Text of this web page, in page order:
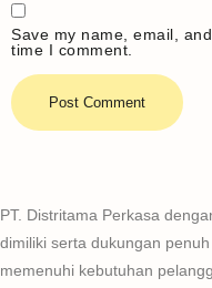
Save my name, email,
time I comment.
PT. Distritama Perkasa
dimiliki serta dukungan
memenuhi kebutuhan